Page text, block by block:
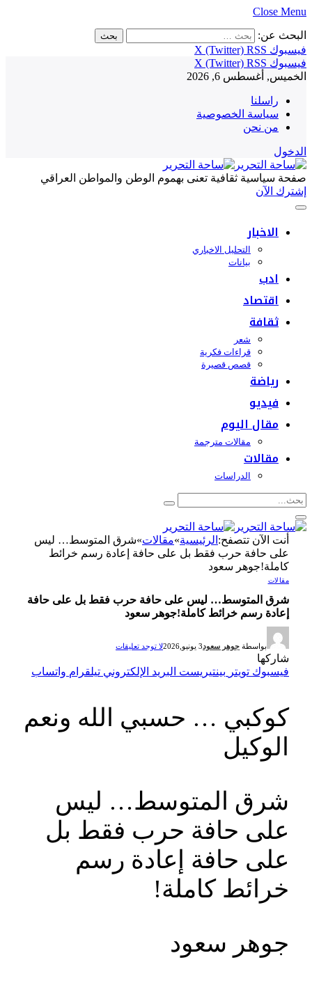
Close Menu
البحث عن:
فيسبوك
X (Twitter) RSS
فيسبوك
X (Twitter) RSS
الخميس, أغسطس 6, 2026
راسلنا
سياسة الخصوصية
من نحن
الدخول
صفحة سياسية ثقافية تعنى بهموم الوطن والمواطن العراقي
إشترك الآن
الاخبار
التحليل الاخباري
بيانات
ادب
اقتصاد
ثقافة
شعر
قراءات فكرية
قصص قصيرة
رياضة
فيديو
مقال اليوم
مقالات مترجمة
مقالات
الدراسات
أنت الآن تتصفح:الرئيسية»مقالات»شرق المتوسط… ليس
على حافة حرب فقط بل على حافة إعادة رسم خرائط
كاملة!جوهر سعود
مقالات
شرق المتوسط… ليس على حافة حرب فقط بل على حافة
إعادة رسم خرائط كاملة!جوهر سعود
بواسطة جوهر سعود3 يونيو,2026 لا توجد تعليقات
شاركها
فيسبوك تويتر بينتيريست البريد الإلكتروني تيلقرام واتساب
كوكبي … حسبي الله ونعم
الوكيل
شرق المتوسط… ليس
على حافة حرب فقط بل
على حافة إعادة رسم
خرائط كاملة!
جوهر سعود